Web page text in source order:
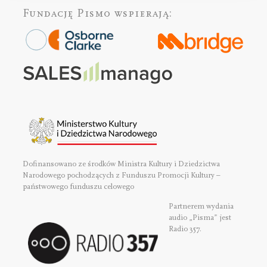
Fundację Pismo wspierają:
Dofinansowano ze środków Ministra Kultury i Dziedzictwa
Narodowego pochodzących z Funduszu Promocji Kultury –
państwowego funduszu celowego
Partnerem wydania
audio „Pisma” jest
Radio 357.